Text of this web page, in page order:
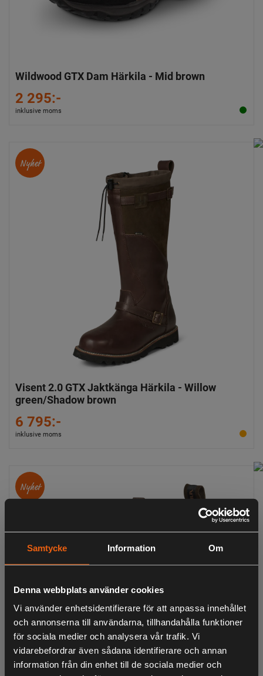
Samtycke Information Om
Denna webbplats använder cookies
Vi använder enhetsidentifierare för att anpassa innehållet
och annonserna till användarna, tillhandahålla funktioner
för sociala medier och analysera vår trafik. Vi
vidarebefordrar även sådana identifierare och annan
information från din enhet till de sociala medier och
Wildwood GTX Dam Härkila - Mid brown
2 295:-
inklusive moms
Nyhet
Visent 2.0 GTX Jaktkänga Härkila - Willow
green/Shadow brown
6 795:-
inklusive moms
Nyhet